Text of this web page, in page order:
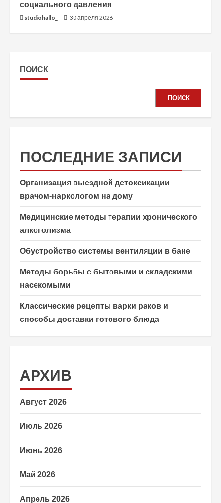
социального давления
studiohallo_ 30 апреля 2026
ПОИСК
ПОИСК
ПОСЛЕДНИЕ ЗАПИСИ
Организация выездной детоксикации
врачом-наркологом на дому
Медицинские методы терапии хронического
алкоголизма
Обустройство системы вентиляции в бане
Методы борьбы с бытовыми и складскими
насекомыми
Классические рецепты варки раков и
способы доставки готового блюда
АРХИВ
Август 2026
Июль 2026
Июнь 2026
Май 2026
Апрель 2026